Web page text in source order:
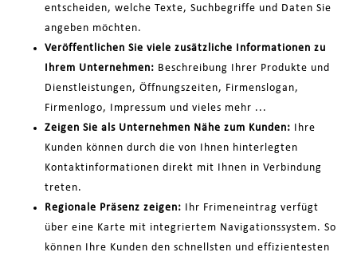
entscheiden, welche Texte, Suchbegriffe und Daten Sie
angeben möchten.
Veröffentlichen Sie viele zusätzliche Informationen zu
Ihrem Unternehmen: Beschreibung Ihrer Produkte und
Dienstleistungen, Öffnungszeiten, Firmenslogan,
Firmenlogo, Impressum und vieles mehr ...
Zeigen Sie als Unternehmen Nähe zum Kunden: Ihre
Kunden können durch die von Ihnen hinterlegten
Kontaktinformationen direkt mit Ihnen in Verbindung
treten.
Regionale Präsenz zeigen: Ihr Frimeneintrag verfügt
über eine Karte mit integriertem Navigationssystem. So
können Ihre Kunden den schnellsten und effizientesten